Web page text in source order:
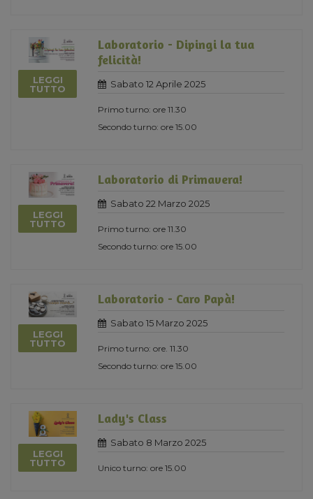
LEGGI
TUTTO
Laboratorio - Dipingi la tua
felicità!
Sabato 12 Aprile 2025
Primo turno: ore 11.30
Secondo turno: ore 15.00
LEGGI
TUTTO
Laboratorio di Primavera!
Sabato 22 Marzo 2025
Primo turno: ore 11.30
Secondo turno: ore 15.00
LEGGI
TUTTO
Laboratorio - Caro Papà!
Sabato 15 Marzo 2025
Primo turno: ore. 11.30
Secondo turno: ore 15.00
LEGGI
TUTTO
Lady's Class
Sabato 8 Marzo 2025
Unico turno: ore 15.00